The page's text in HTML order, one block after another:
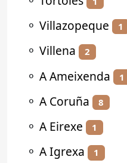
⚬ Villazopeque 1
⚬ Villena 2
⚬ A Ameixenda 1
⚬ A Coruña 8
⚬ A Eirexe 1
⚬ A Igrexa 1